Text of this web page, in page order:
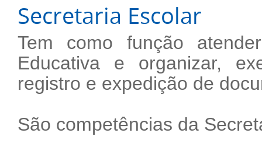
Secretaria Escolar
Tem como função
Educativa e organizar,
registro e expedição de
São competências da